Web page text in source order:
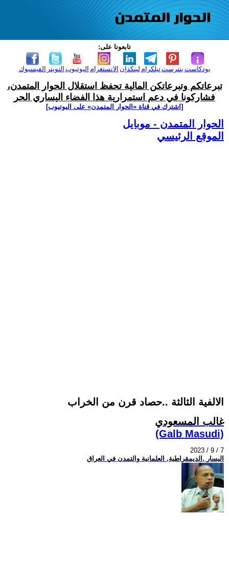
تابعونا على:
الفيسبوك التويتر اليوتيوب الانستغرام لينكدإن تيلكرامبنترست بودكاست
تبرعاتكم وتبرعاتكن المالية تحفظ استقلال الحوار المتمدن،
فشاركونا في دعم استمرارية هذا الفضاء اليساري الحر
[اشترك في قناة ‫«الحوار المتمدن» على اليوتيوب]
الحوار المتمدن - موبايل
الموقع الرئيسي
الالفية الثالثة ..حصاد قرن من الخراب
غالب المسعودي
(Galb Masudi)
2023 / 9 / 7
اليسار ,الديمقراطية, العلمانية والتمدن في العراق